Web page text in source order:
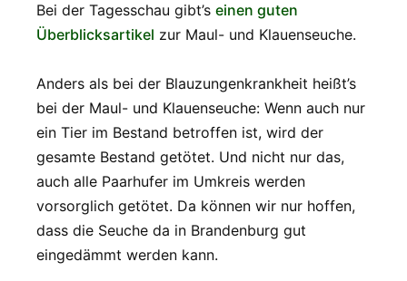
Bei der Tagesschau gibt’s einen guten
Überblicksartikel zur Maul- und Klauenseuche.
Anders als bei der Blauzungenkrankheit heißt’s
bei der Maul- und Klauenseuche: Wenn auch nur
ein Tier im Bestand betroffen ist, wird der
gesamte Bestand getötet. Und nicht nur das,
auch alle Paarhufer im Umkreis werden
vorsorglich getötet. Da können wir nur hoffen,
dass die Seuche da in Brandenburg gut
eingedämmt werden kann.